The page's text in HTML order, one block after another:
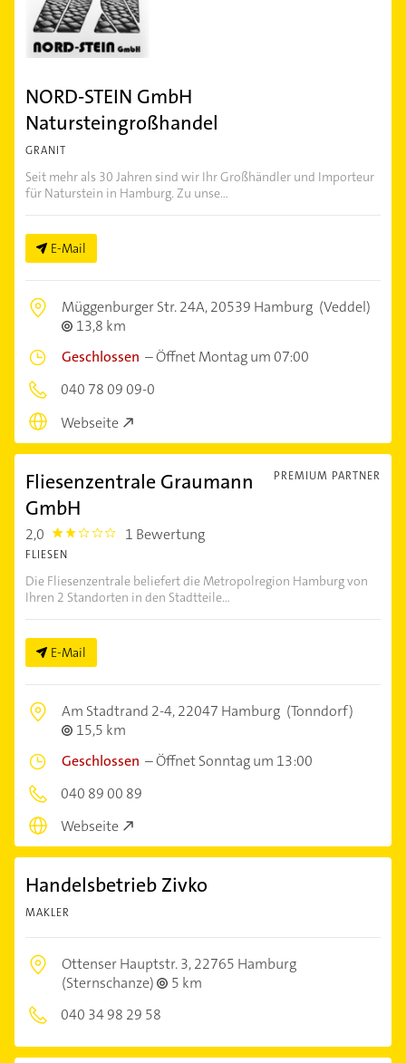
NORD-STEIN GmbH
Natursteingroßhandel
GRANIT
Seit mehr als 30 Jahren sind wir Ihr Großhändler und Importeur
für Naturstein in Hamburg. Zu unse...
E-Mail
Müggenburger Str. 24A,20539 Hamburg (Veddel)
13,8 km
Geschlossen –Öffnet Montag um 07:00
040 78 09 09-0
Webseite
PREMIUM PARTNER
Fliesenzentrale Graumann
GmbH
2,0 2.0 1 Bewertung
FLIESEN
Die Fliesenzentrale beliefert die Metropolregion Hamburg von
Ihren 2 Standorten in den Stadtteile...
E-Mail
Am Stadtrand 2-4,22047 Hamburg (Tonndorf)
15,5 km
Geschlossen –Öffnet Sonntag um 13:00
040 89 00 89
Webseite
Handelsbetrieb Zivko
MAKLER
Ottenser Hauptstr. 3,22765 Hamburg
(Sternschanze)
5 km
040 34 98 29 58